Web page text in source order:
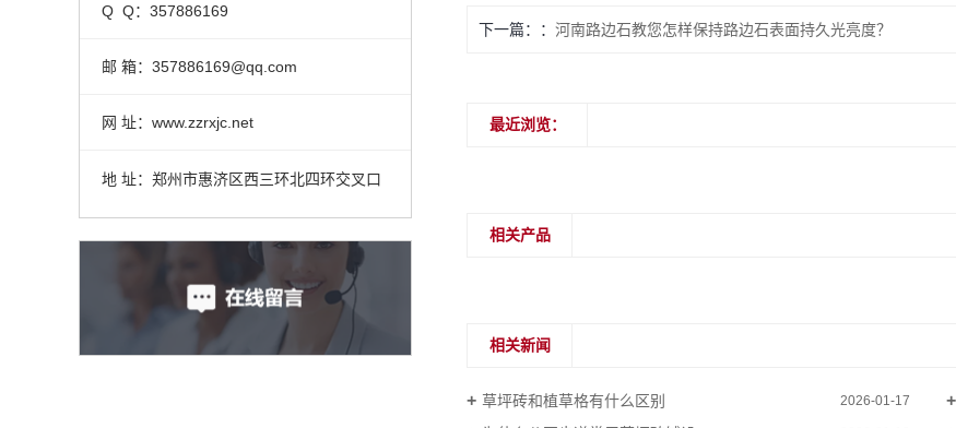
Q Q：357886169
邮 箱：357886169@qq.com
网 址：www.zzrxjc.net
地 址：郑州市惠济区西三环北四环交叉口
下一篇： 河南路边石教您怎样保持路边石表面持久光亮度？
最近浏览：
相关产品
相关新闻
草坪砖和植草格有什么区别 2026-01-17